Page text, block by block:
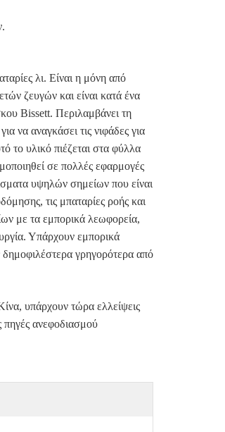
λι. Είναι η μόνη από
ζευγών και είναι κατά ένα
Bissett. Περιλαμβάνει τη
να αναγκάσει τις νιφάδες για
το υλικό πιέζεται στα φύλλα
σε πολλές εφαρμογές
υψηλών σημείων που είναι
τις μπαταρίες ροής και
με τα εμπορικά λεωφορεία,
Υπάρχουν εμπορικά
δημοφιλέστερα γρηγορότερα από
υπάρχουν τώρα ελλείψεις
πηγές ανεφοδιασμού